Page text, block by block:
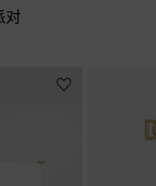
对